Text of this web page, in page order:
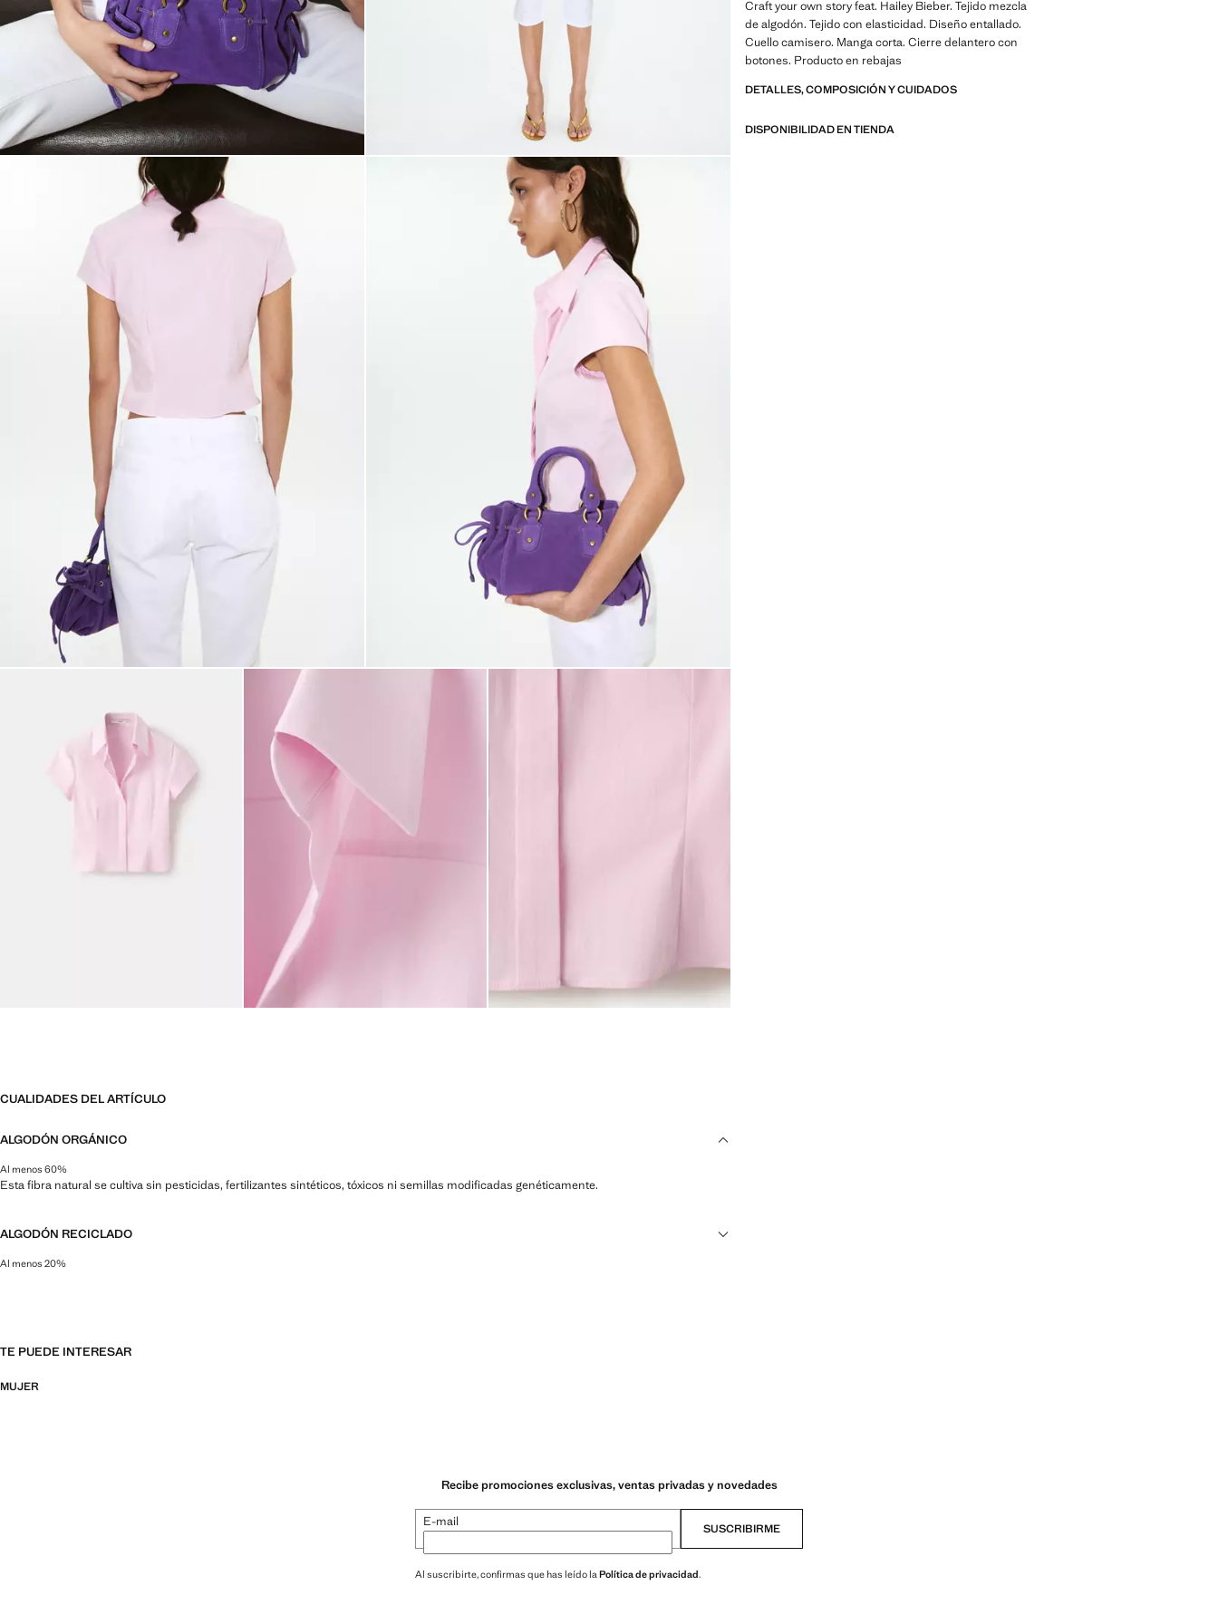
Craft your own story feat. Hailey Bieber. Tejido mezcla
de algodón. Tejido con elasticidad. Diseño entallado.
Cuello camisero. Manga corta. Cierre delantero con
botones. Producto en rebajas
DETALLES, COMPOSICIÓN Y CUIDADOS
DISPONIBILIDAD EN TIENDA
CUALIDADES DEL ARTÍCULO
ALGODÓN ORGÁNICO
Al menos 60%
Esta fibra natural se cultiva sin pesticidas, fertilizantes sintéticos, tóxicos ni semillas modificadas genéticamente.
ALGODÓN RECICLADO
Al menos 20%
TE PUEDE INTERESAR
MUJER
Recibe promociones exclusivas, ventas privadas y novedades
E-mail SUSCRIBIRME
Al suscribirte, confirmas que has leído la Política de privacidad.